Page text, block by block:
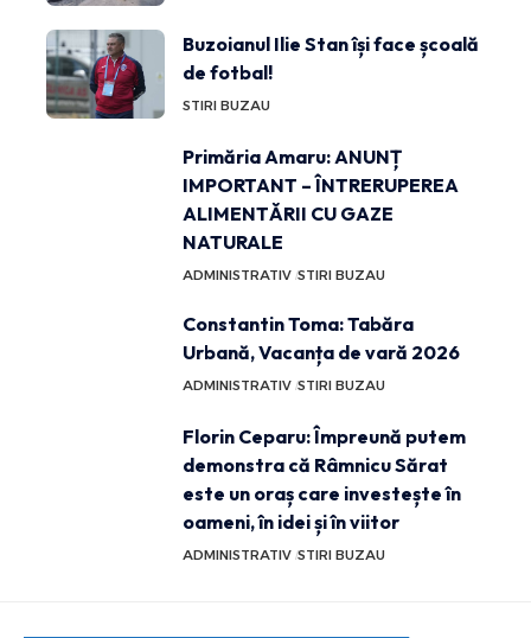
Buzoianul Ilie Stan își face școală
de fotbal!
STIRI BUZAU
Primăria Amaru: ANUNȚ
IMPORTANT – ÎNTRERUPEREA
ALIMENTĂRII CU GAZE
NATURALE
ADMINISTRATIV STIRI BUZAU
Constantin Toma: Tabăra
Urbană, Vacanța de vară 2026
ADMINISTRATIV STIRI BUZAU
Florin Ceparu: Împreună putem
demonstra că Râmnicu Sărat
este un oraș care investește în
oameni, în idei și în viitor
ADMINISTRATIV STIRI BUZAU